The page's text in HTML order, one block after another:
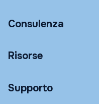
Consulenza
Risorse
Supporto